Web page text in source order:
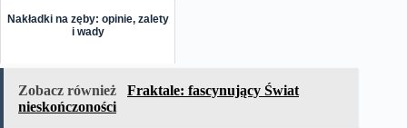
Nakładki na zęby: opinie, zalety
i wady
Zobacz również
Fraktale: fascynujący Świat
nieskończoności